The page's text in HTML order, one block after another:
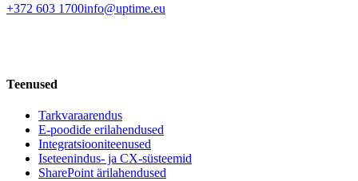
+372 603 1700info@uptime.eu
Teenused
Tarkvaraarendus
E-poodide erilahendused
Integratsiooniteenused
Iseteenindus- ja CX-süsteemid
SharePoint ärilahendused